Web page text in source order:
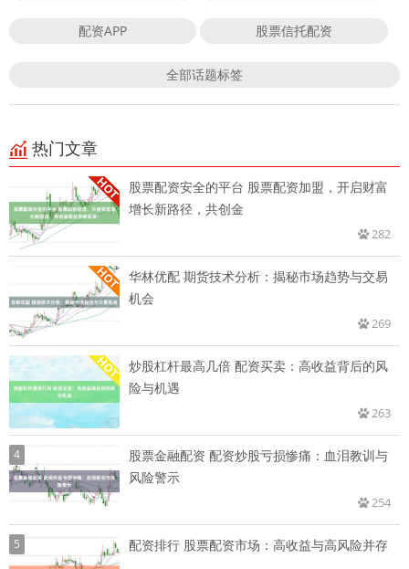
配资APP 股票信托配资
全部话题标签
热门文章
股票配资安全的平台 股票配资加盟，开启财富
增长新路径，共创金
282
华林优配 期货技术分析：揭秘市场趋势与交易
机会
269
炒股杠杆最高几倍 配资买卖：高收益背后的风
险与机遇
263
4
股票金融配资 配资炒股亏损惨痛：血泪教训与
风险警示
254
5 配资排行 股票配资市场：高收益与高风险并存